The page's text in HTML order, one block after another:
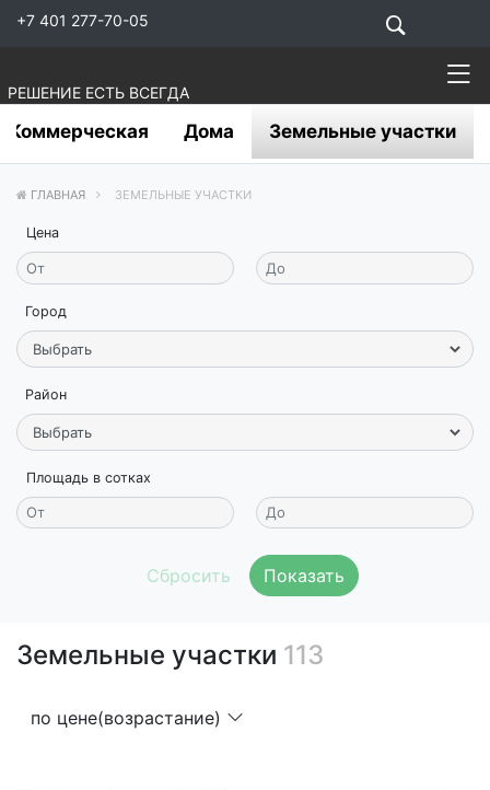
+7 401 277-70-05
РЕШЕНИЕ ЕСТЬ ВСЕГДА
Коммерческая Дома Земельные участки
ГЛАВНАЯ ЗЕМЕЛЬНЫЕ УЧАСТКИ
Цена
Город
Район
Площадь в сотках
Показать
Земельные участки 113
по цене(возрастание)